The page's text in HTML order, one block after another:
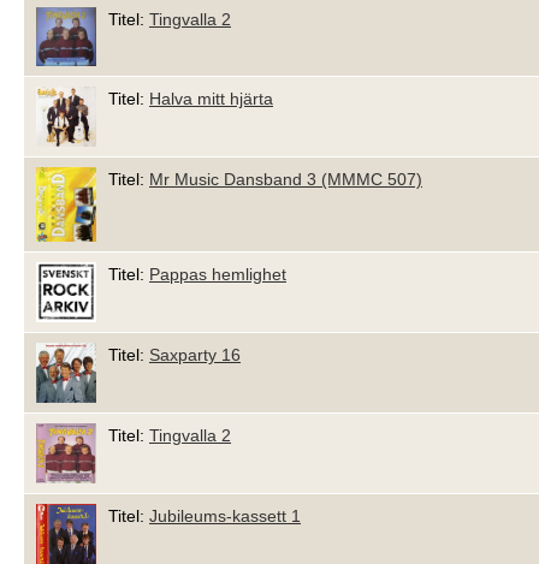
Titel: Tingvalla 2
Titel: Halva mitt hjärta
Titel: Mr Music Dansband 3 (MMMC 507)
Titel: Pappas hemlighet
Titel: Saxparty 16
Titel: Tingvalla 2
Titel: Jubileums-kassett 1